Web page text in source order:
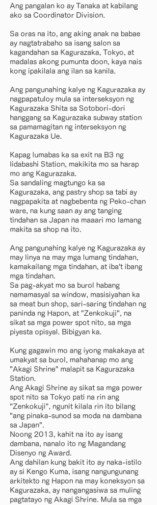
Ang pangalan ko ay Tanaka at kabilang
ako sa Coordinator Division.
Sa oras na ito, ang aking anak na babae
ay nagtatrabaho sa isang salon sa
kagandahan sa Kagurazaka, Tokyo, at
madalas akong pumunta doon, kaya nais
kong ipakilala ang ilan sa kanila.
Ang pangunahing kalye ng Kagurazaka ay
nagpapatuloy mula sa interseksyon ng
Kagurazaka Shita sa Sotobori-dori
hanggang sa Kagurazaka subway station
sa pamamagitan ng interseksyon ng
Kagurazaka Ue.
Kapag lumabas ka sa exit na B3 ng
Iidabashi Station, makikita mo sa harap
mo ang Kagurazaka.
Sa sandaling magtungo ka sa
Kagurazaka, ang pastry shop sa tabi ay
nagpapakita at nagbebenta ng Peko-chan
ware, na kung saan ay ang tanging
tindahan sa Japan na maaari mo lamang
makita sa shop na ito.
Ang pangunahing kalye ng Kagurazaka ay
may linya na may mga lumang tindahan,
kamakailang mga tindahan, at iba't ibang
mga tindahan.
Sa pag-akyat mo sa burol habang
namamasyal sa window, masisiyahan ka
sa meat bun shop, sari-saring tindahan ng
paninda ng Hapon, at "Zenkokuji", na
sikat sa mga power spot nito, sa mga
piyesta opisyal. Bibigyan ka.
Kung gagawin mo ang iyong makakaya at
umakyat sa burol, mahahanap mo ang
"Akagi Shrine" malapit sa Kagurazaka
Station.
Ang Akagi Shrine ay sikat sa mga power
spot nito sa Tokyo pati na rin ang
"Zenkokuji", ngunit kilala rin ito bilang
"ang pinaka-sunod sa moda na dambana
sa Japan".
Noong 2013, kahit na ito ay isang
dambana, nanalo ito ng Magandang
Disenyo ng Award.
Ang dahilan kung bakit ito ay naka-istilo
ay si Kengo Kuma, isang nangungunang
arkitekto ng Hapon na may koneksyon sa
Kagurazaka, ay nangangasiwa sa muling
pagtatayo ng Akagi Shrine. Mula sa mga